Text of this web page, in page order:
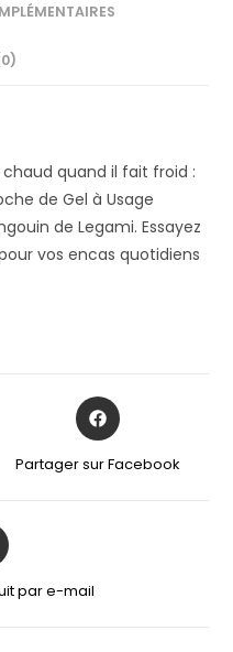
quand il fait froid :
de Gel à Usage
de Legami. Essayez
vos encas quotidiens
Partager sur Facebook
par e-mail